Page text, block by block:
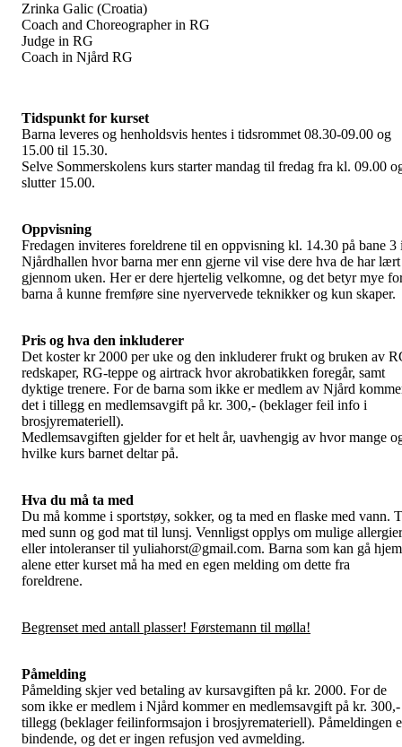
Zrinka Galic (Croatia)
Coach and Choreographer in RG
Judge in RG
Coach in Njård RG
Tidspunkt for kurset
Barna leveres og henholdsvis hentes i tidsrommet 08.30-09.00 og
15.00 til 15.30.
Selve Sommerskolens kurs starter mandag til fredag fra kl. 09.00
slutter 15.00.
Oppvisning
Fredagen inviteres foreldrene til en oppvisning kl. 14.30 på bane 3
Njårdhallen hvor barna mer enn gjerne vil vise dere hva de har lært
gjennom uken. Her er dere hjertelig velkomne, og det betyr mye
barna å kunne fremføre sine nyervervede teknikker og kun skaper.
Pris og hva den inkluderer
Det koster kr 2000 per uke og den inkluderer frukt og bruken av
redskaper, RG-teppe og airtrack hvor akrobatikken foregår, samt
dyktige trenere. For de barna som ikke er medlem av Njård
det i tillegg en medlemsavgift på kr. 300,- (beklager feil info i
brosjyremateriell).
Medlemsavgiften gjelder for et helt år, uavhengig av hvor mange
hvilke kurs barnet deltar på.
Hva du må ta med
Du må komme i sportstøy, sokker, og ta med en flaske med vann.
med sunn og god mat til lunsj. Vennligst opplys om mulige allergier
eller intoleranser til yuliahorst@gmail.com. Barna som kan gå hjem
alene etter kurset må ha med en egen melding om dette fra
foreldrene.
Begrenset med antall plasser! Førstemann til mølla!
Påmelding
Påmelding skjer ved betaling av kursavgiften på kr. 2000. For de
som ikke er medlem i Njård kommer en medlemsavgift på kr.
tillegg (beklager feilinformsajon i brosjyremateriell). Påmeldingen
bindende, og det er ingen refusjon ved avmelding.